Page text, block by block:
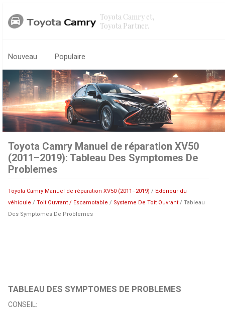
Toyota Camry et,
Toyota Partner.
Nouveau Populaire
Toyota Camry Manuel de réparation XV50
(2011–2019): Tableau Des Symptomes De
Problemes
Toyota Camry Manuel de réparation XV50 (2011–2019) / Extérieur du
véhicule /Toit Ouvrant / Escamotable / Systeme De Toit Ouvrant / Tableau
Des Symptomes De Problemes
TABLEAU DES SYMPTOMES DE PROBLEMES
CONSEIL: